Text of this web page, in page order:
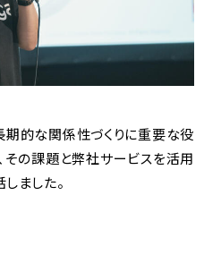
的な関係性づくりに重要な役
その課題と弊社サービスを活用
ました。